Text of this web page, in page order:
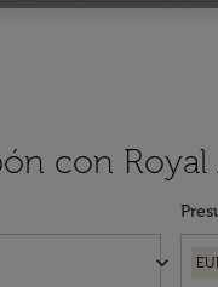
con
keyboard_arrow_down